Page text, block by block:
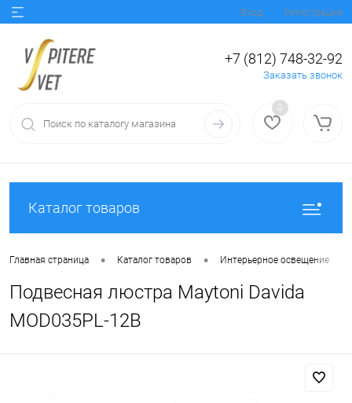
Вход Регистрация
+7 (812) 748-32-92
Заказать звонок
0
Каталог товаров
Главная страница • Каталог товаров • Интерьерное освещение
Подвесная люстра Maytoni Davida
MOD035PL-12B